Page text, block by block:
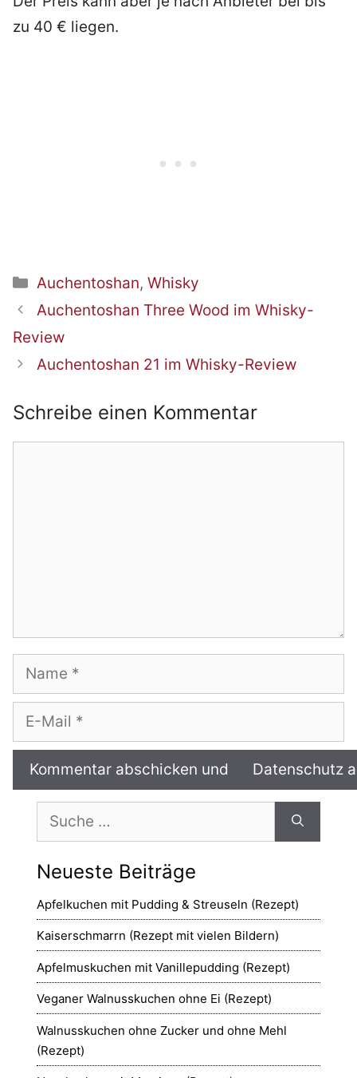
zu 40 € liegen.
Kategorien
Auchentoshan,Whisky
Beitrags-
Navigation
Auchentoshan Three Wood im Whisky-
Review
Auchentoshan 21 im Whisky-Review
Schreibe einen Kommentar
Name
E-
Mail
nach:
Neueste Beiträge
Apfelkuchen mit Pudding & Streuseln (Rezept)
Kaiserschmarrn (Rezept mit vielen Bildern)
Apfelmuskuchen mit Vanillepudding (Rezept)
Veganer Walnusskuchen ohne Ei (Rezept)
Walnusskuchen ohne Zucker und ohne Mehl
(Rezept)